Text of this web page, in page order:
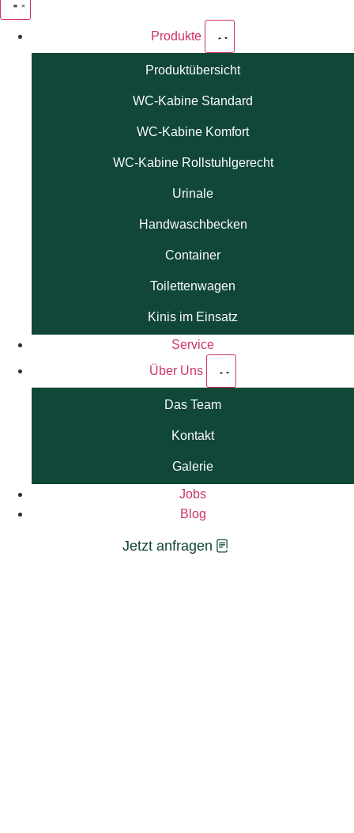
Produkte
Produktübersicht
WC-Kabine Standard
WC-Kabine Komfort
WC-Kabine Rollstuhlgerecht
Urinale
Handwaschbecken
Container
Toilettenwagen
Kinis im Einsatz
Service
Über Uns
Das Team
Kontakt
Galerie
Jobs
Blog
Jetzt anfragen